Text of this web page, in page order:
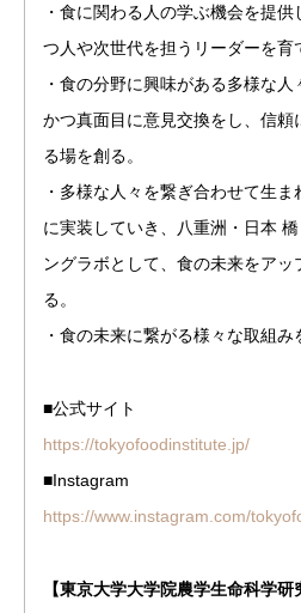
・食に関わる人の学ぶ機会を提
つ人や次世代を担うリーダーを育
・食の分野に興味がある多様な
かつ真面目に意見交換をし、信
る場を創る。
・多様な人々を繋ぎ合わせて生
に実装していき、八重洲・日本
ングラボとして、食の未来をアッ
る。
・食の未来に繋がる様々な取組
■公式サイト
https://tokyofoodinstitute.jp/
■Instagram
https://www.instagram.com/
【東京大学大学院農学生命科学